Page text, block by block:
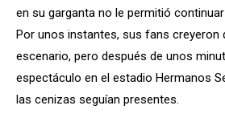
en su garganta no le permitió
Por unos instantes, sus fans creyeron
escenario, pero después de unos
espectáculo en el estadio Hermanos
las cenizas seguían presentes.